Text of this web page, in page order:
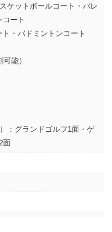
ケットボールコート・バレ
ート
・バドミントンコート
能）
：グランドゴルフ1面・ゲ
面